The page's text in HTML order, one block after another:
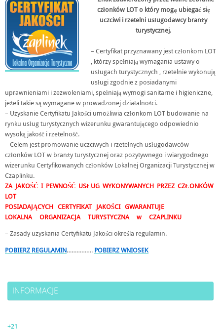
członków LOT o który mogą ubiegać się
uczciwi i rzetelni usługodawcy branży
turystycznej.
– Certyfikat przyznawany jest członkom LOT
, którzy spełniają wymagania ustawy o
usługach turystycznych , rzetelnie wykonują
usługi zgodnie z posiadanymi
uprawnieniami i zezwoleniami, spełniają wymogi sanitarne i higieniczne,
jeżeli takie są wymagane w prowadzonej działalności.
– Uzyskanie Certyfikatu Jakości umożliwia członkom LOT budowanie na
rynku usług turystycznych wizerunku gwarantującego odpowiednio
wysoką jakość i rzetelność.
– Celem jest promowanie uczciwych i rzetelnych usługodawców
członków LOT w branży turystycznej oraz pozytywnego i wiarygodnego
wizerunku Certyfikowanych członków Lokalnej Organizacji Turystycznej w
Czaplinku.
ZA JAKOŚĆ I PEWNOŚĆ USŁUG WYKONYWANYCH PRZEZ CZŁONKÓW
LOT
POSIADAJĄCYCH CERTYFIKAT JAKOŚCI GWARANTUJE
LOKALNA ORGANIZACJA TURYSTYCZNA w CZAPLINKU
– Zasady uzyskania Certyfikatu Jakości określa regulamin.
POBIERZ REGULAMIN……………. POBIERZ WNIOSEK
INFORMACJE
+21